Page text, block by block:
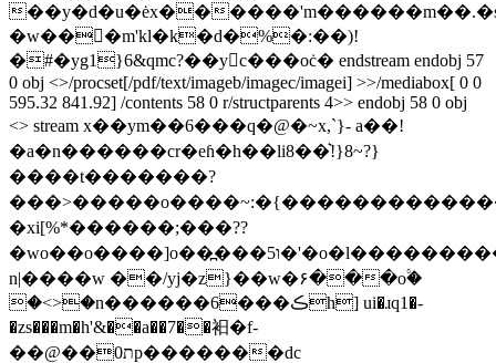
��y�d�u�ėx��
�w��󑶲�m'kl�k�d�%�:��)!
�#�yg1}6&qmc?��y򒻄c���oċ� endstream endobj 57
0 obj <>/procset[/pdf/text/imageb/imagec/imagei] >>/mediabox[ 0 0
595.32 841.92] /contents 58 0 r/structparents 4>> endobj 58 0 obj
<> stream x��ym��6���q�@�~x,`}- a��!
�a�n������cr�eɦ�h��li8��͛!}8~?}
����t�������?
���>
�xi[ %*������;���??
�wo��o����]o��߽���5ו�'�o�l����������c�����^��y�o'7�
n|����w ��/yj�z}��w�۶���o۟�
�<>�n������6���ڪh] ui�ɹq1�-
�zs���m�h'&��a��7��衵�f-
��@��ת0p�������dc